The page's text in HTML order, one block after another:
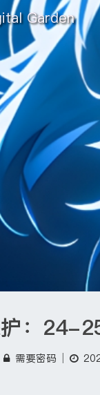
Garden
：24-
需要密码